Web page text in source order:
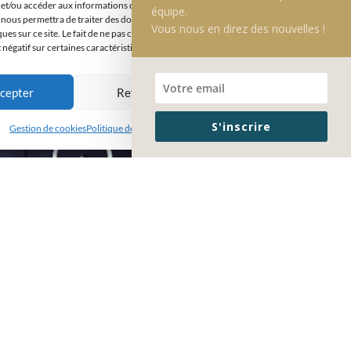
ou accéder aux informations des appareils. Le fait de consentir à ces
permettra de traiter des données telles que le comportement de navigation
sur ce site. Le fait de ne pas consentir ou de retirer son consentement peut
sur certaines caractéristiques et fonctions.
Refuser Voir les préférences
Gestion de cookiesPolitique de confidentialité Mentions légales
équipe.
Vous nous en direz des nouvelles !
S'inscrire